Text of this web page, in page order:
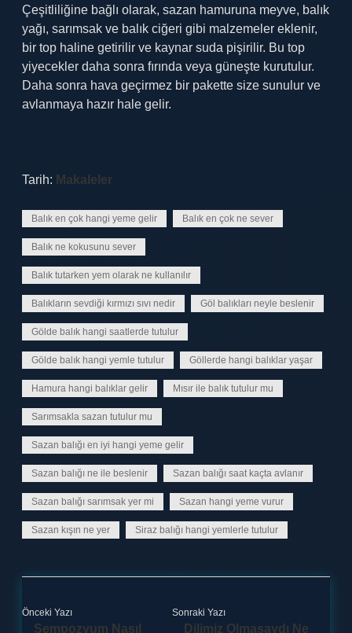
Çeşitliliğine bağlı olarak, sazan hamuruna meyve, balık
yağı, sarımsak ve balık ciğeri gibi malzemeler eklenir,
bir top haline getirilir ve kaynar suda pişirilir. Bu top
yiyecekler daha sonra fırında veya güneşte kurutulur.
Daha sonra hava geçirmez bir pakette size sunulur ve
avlanmaya hazır hale gelir.
Tarih: Makaleler
Balık en çok hangi yeme gelir Balık en çok ne sever
Balık ne kokusunu sever
Balık tutarken yem olarak ne kullanılır
Balıkların sevdiği kırmızı sıvı nedir Göl balıkları neyle beslenir
Gölde balık hangi saatlerde tutulur
Gölde balık hangi yemle tutulur Göllerde hangi balıklar yaşar
Hamura hangi balıklar gelir Mısır ile balık tutulur mu
Sarımsakla sazan tutulur mu
Sazan balığı en iyi hangi yeme gelir
Sazan balığı ne ile beslenir Sazan balığı saat kaçta avlanır
Sazan balığı sarımsak yer mi Sazan hangi yeme vurur
Sazan kışın ne yer Siraz balığı hangi yemlerle tutulur
Önceki Yazı
Sempozyum Nasıl
Sonraki Yazı
Dilimiz Olmasaydı Ne